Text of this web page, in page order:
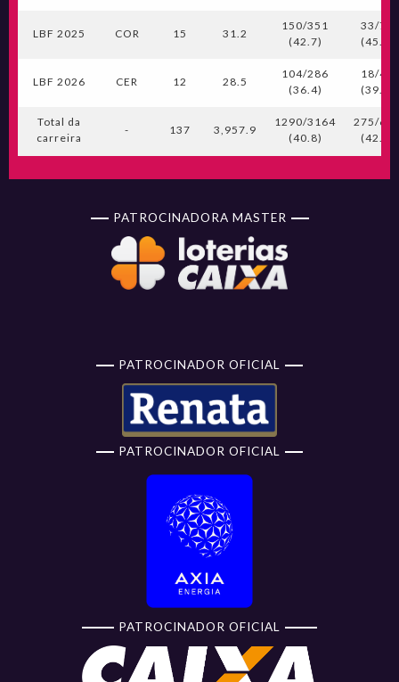
LBF 2025 COR 15 31.2
150/351
(42.7)
33/72
(45.8)
LBF 2026 CER 12 28.5
104/286
(36.4)
18/46
(39.1)
Total da
carreira
- 137 3,957.9
1290/3164
(40.8)
275/
(42.9)
PATROCINADORA MASTER
PATROCINADOR OFICIAL
PATROCINADOR OFICIAL
PATROCINADOR OFICIAL